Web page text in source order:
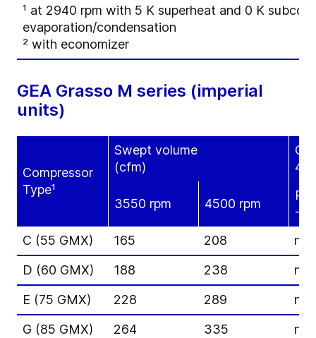
¹ at 2940 rpm with 5 K superheat and 0 K
evaporation/condensation
² with economizer
GEA Grasso M series (imperial
units)
Compressor
Type¹
Swept volume
(cfm)
3550 rpm 4500 rpm
-
C (55 GMX)
165 208
n/a
D (60 GMX)
188 238
n/a
E (75 GMX)
228 289
n/a
G (85 GMX)
264 335
n/a